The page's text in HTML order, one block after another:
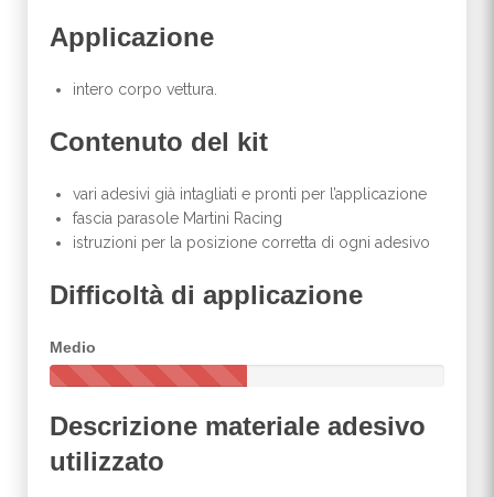
Applicazione
intero corpo vettura.
Contenuto del kit
vari adesivi già intagliati e pronti per l’applicazione
fascia parasole Martini Racing
istruzioni per la posizione corretta di ogni adesivo
Difficoltà di applicazione
Medio
5
%
o
Descrizione materiale adesivo
utilizzato